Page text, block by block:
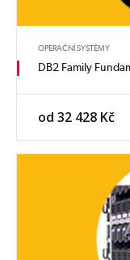
OPERAČNÍ SYSTÉMY
DB2 Family
od 32 428 Kč